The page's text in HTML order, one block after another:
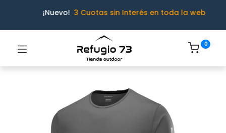
¡Nuevo! 3 Cuotas sin Interés en toda la web
0